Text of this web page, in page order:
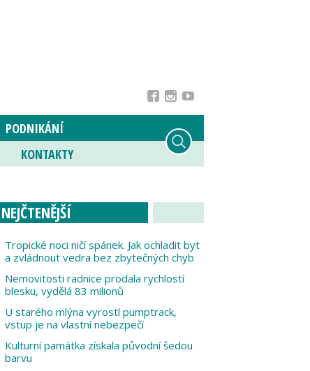
PODNIKÁNÍ
KONTAKTY
NEJČTENĚJŠÍ
Tropické noci ničí spánek. Jak ochladit byt
a zvládnout vedra bez zbytečných chyb
Nemovitosti radnice prodala rychlostí
blesku, vydělá 83 milionů
U starého mlýna vyrostl pumptrack,
vstup je na vlastní nebezpečí
Kulturní památka získala původní šedou
barvu